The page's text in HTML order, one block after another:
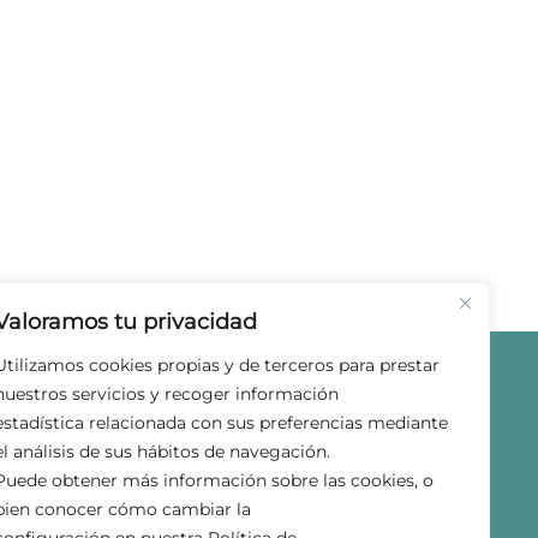
tu privacidad
cookies propias y de terceros para prestar
servicios y recoger información
relacionada con sus preferencias mediante
análisis de sus hábitos de navegación.
obtener más información sobre las cookies, o
conocer cómo cambiar la